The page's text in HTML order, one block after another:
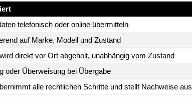
telefonisch oder online übermitteln
auf Marke, Modell und Zustand
direkt vor Ort abgeholt, unabhängig vom Zustand
oder Überweisung bei Übergabe
alle rechtlichen Schritte und stellt Nachweise aus